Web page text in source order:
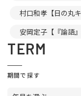
村口和孝【日の丸
安岡定子【『論語
TERM
期間で探す